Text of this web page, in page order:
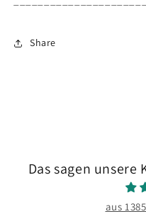
Share
Das sagen
aus